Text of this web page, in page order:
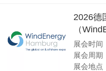
2026德
（
展会时间
展会周期
展会地点